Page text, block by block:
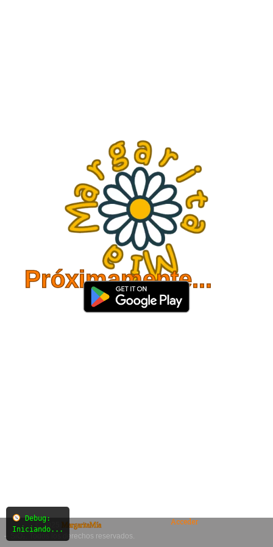
Próximamente...
© 2025
MargaritaMía
– SiO₂. Todos los derechos reservados.
Acceder
Debug:
Iniciando...